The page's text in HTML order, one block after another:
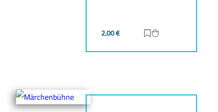
2,00€ Zur Merkliste